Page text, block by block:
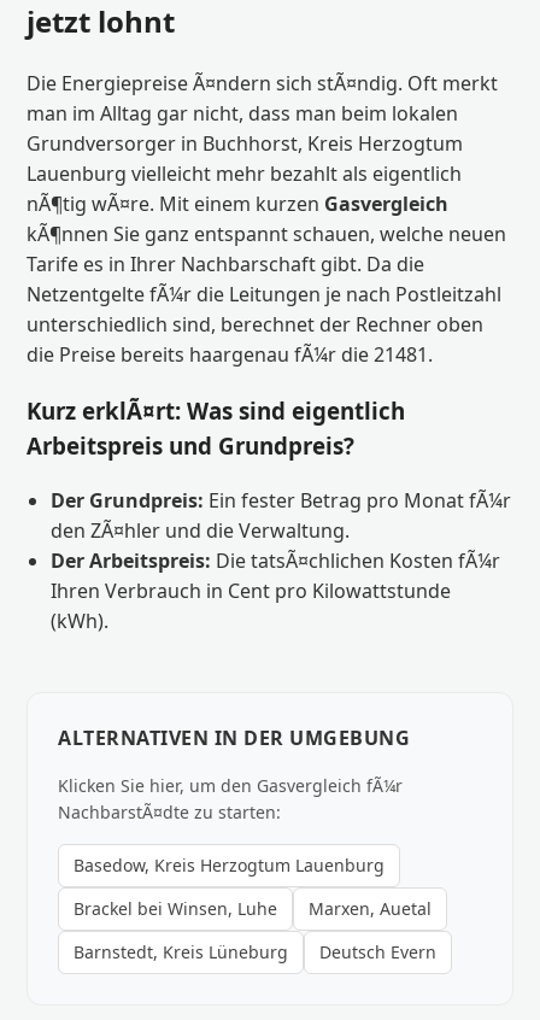
jetzt lohnt
Die Energiepreise Ã¤ndern sich stÃ¤ndig. Oft merkt
man im Alltag gar nicht, dass man beim lokalen
Grundversorger in Buchhorst, Kreis Herzogtum
Lauenburg vielleicht mehr bezahlt als eigentlich
nÃ¶tig wÃ¤re. Mit einem kurzen Gasvergleich
kÃ¶nnen Sie ganz entspannt schauen, welche neuen
Tarife es in Ihrer Nachbarschaft gibt. Da die
Netzentgelte fÃ¼r die Leitungen je nach Postleitzahl
unterschiedlich sind, berechnet der Rechner oben
die Preise bereits haargenau fÃ¼r die 21481.
Kurz erklÃ¤rt: Was sind eigentlich
Arbeitspreis und Grundpreis?
Der Grundpreis: Ein fester Betrag pro Monat fÃ¼r
den ZÃ¤hler und die Verwaltung.
Der Arbeitspreis: Die tatsÃ¤chlichen Kosten fÃ¼r
Ihren Verbrauch in Cent pro Kilowattstunde
(kWh).
ALTERNATIVEN IN DER UMGEBUNG
Klicken Sie hier, um den Gasvergleich fÃ¼r
NachbarstÃ¤dte zu starten:
Basedow, Kreis Herzogtum Lauenburg
Brackel bei Winsen, Luhe
Marxen, Auetal
Barnstedt, Kreis Lüneburg
Deutsch Evern